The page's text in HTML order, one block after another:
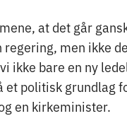
at det går
men ikke
ikke bare en ny
et politisk grundlag
en kirkeminister.